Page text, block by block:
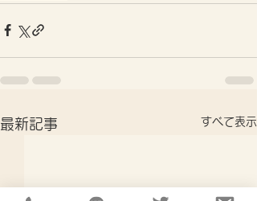
最新記事 すべて表示